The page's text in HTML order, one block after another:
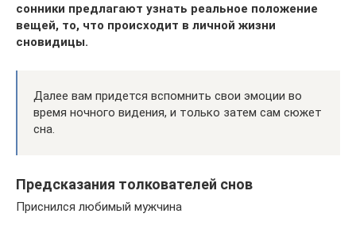
сонники предлагают узнать реальное положение
вещей, то, что происходит в личной жизни
сновидицы.
Далее вам придется вспомнить свои эмоции во
время ночного видения, и только затем сам сюжет
сна.
Предсказания толкователей снов
Приснился любимый мужчина